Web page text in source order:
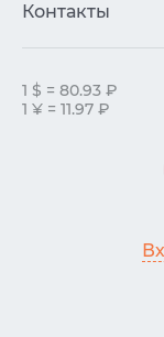
Контакты
1 $ = 80.93 ₽
1 ¥ = 11.97 ₽